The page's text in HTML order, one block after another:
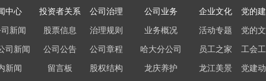
中心
新闻
司新闻
新闻
投资者关系
股票信息
公司公告
留言板
公司治理
治理规则
公司章程
股权结构
公司业务
业务概况
哈大分公司
龙庆养护
企业文化
活动专题
员工之家
龙江美景
党的
党的
工会
党建